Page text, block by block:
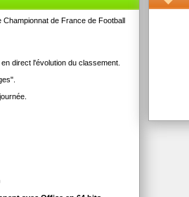
de France de Football
direct l'évolution du classement.